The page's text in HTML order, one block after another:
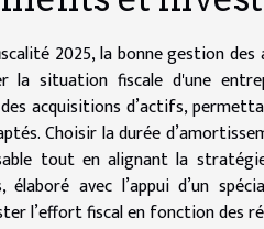
2025, la bonne gestion
la situation fiscale d'une
acquisitions d’actifs,
Choisir la durée
tout en alignant la
élaboré avec l’appui d’un
l’effort fiscal en fonction des